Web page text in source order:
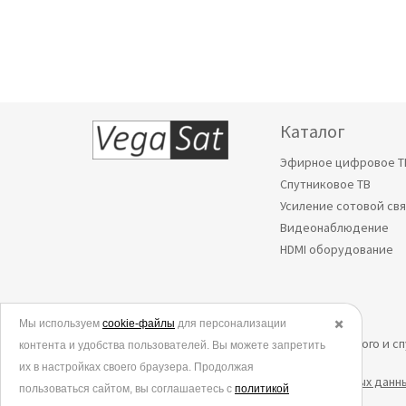
Каталог
Эфирное цифровое
Спутниковое ТВ
Усиление сотовой
Видеонаблюдение
HDMI оборудование
© 2006-2026.
Все права защищены. Интернет-магазин эфирного и
Политика в отношении обработки персональных
✖️
Мы используем cookie-файлы для персонализации
контента и удобства пользователей. Вы можете запретить
их в настройках своего браузера. Продолжая
пользоваться сайтом, вы соглашаетесь с политикой